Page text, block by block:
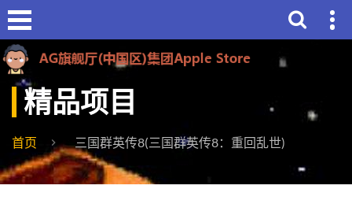
精品项目
首页 三国群英传8(三国群英传8：重回乱世)